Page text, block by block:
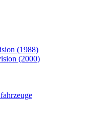
(1988)
(2000)